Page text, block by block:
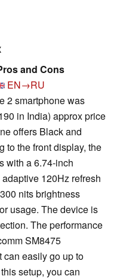
and Cons
EN→RU
2 smartphone was
in India) approx price
offers Black and
to the front display, the
with a 6.74-inch
120Hz refresh
nits brightness
usage. The device is
The performance
SM8475
can easily go up to
setup, you can